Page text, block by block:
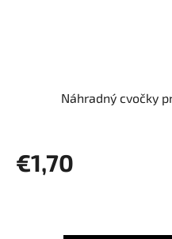
Náhradný cvočky
€1,70